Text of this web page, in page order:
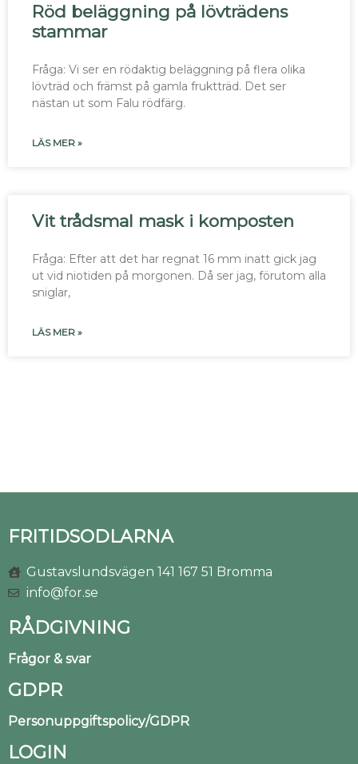
Röd beläggning på lövträdens
stammar
Fråga: Vi ser en rödaktig beläggning på flera olika
lövträd och främst på gamla fruktträd. Det ser
nästan ut som Falu rödfärg.
LÄS MER »
Vit trådsmal mask i komposten
Fråga: Efter att det har regnat 16 mm inatt gick jag
ut vid niotiden på morgonen. Då ser jag, förutom alla
sniglar,
LÄS MER »
FRITIDSODLARNA
Gustavslundsvägen 141 167 51 Bromma
info@for.se
RÅDGIVNING
Frågor & svar
GDPR
Personuppgiftspolicy/GDPR
LOGIN